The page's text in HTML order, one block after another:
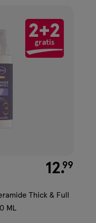
2+2
gratis
€ 12.99
12.99
Thick & Full
ML